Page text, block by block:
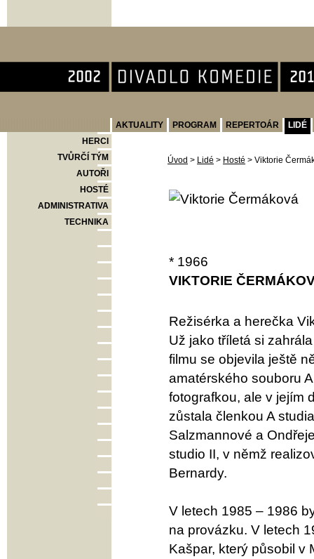
AKTUALITY PROGRAM REPERTOÁR
LIDÉ
HERCI
TVŮRČÍ TÝM
AUTOŘI
HOSTÉ
ADMINISTRATIVA
TECHNIKA
Úvod > Lidé > Hosté > Viktorie
* 1966
VIKTORIE
Režisérka a herečka
Už jako tříletá si
filmu se objevila ještě
amatérského souboru
fotografkou, ale v jejím
zůstala členkou A
Salzmannové a
studio II, v němž
Bernardy.
V letech 1985 – 1986
na provázku. V letech
Kašpar, který působil v